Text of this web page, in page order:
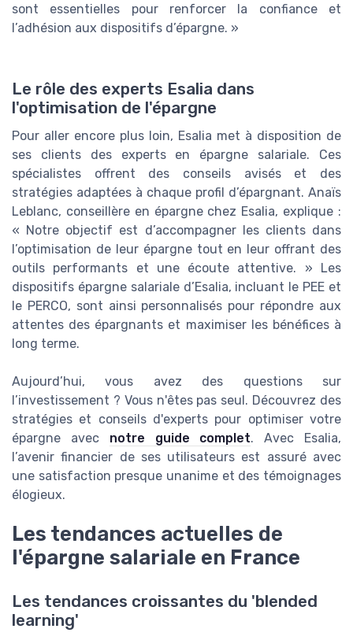
sont essentielles pour renforcer la confiance et
l’adhésion aux dispositifs d’épargne. »
Le rôle des experts Esalia dans
l'optimisation de l'épargne
Pour aller encore plus loin, Esalia met à disposition de
ses clients des experts en épargne salariale. Ces
spécialistes offrent des conseils avisés et des
stratégies adaptées à chaque profil d’épargnant. Anaïs
Leblanc, conseillère en épargne chez Esalia, explique :
« Notre objectif est d’accompagner les clients dans
l’optimisation de leur épargne tout en leur offrant des
outils performants et une écoute attentive. » Les
dispositifs épargne salariale d’Esalia, incluant le PEE et
le PERCO, sont ainsi personnalisés pour répondre aux
attentes des épargnants et maximiser les bénéfices à
long terme.
Aujourd’hui, vous avez des questions sur
l’investissement ? Vous n'êtes pas seul. Découvrez des
stratégies et conseils d'experts pour optimiser votre
épargne avec notre guide complet. Avec Esalia,
l’avenir financier de ses utilisateurs est assuré avec
une satisfaction presque unanime et des témoignages
élogieux.
Les tendances actuelles de
l'épargne salariale en France
Les tendances croissantes du 'blended
learning'